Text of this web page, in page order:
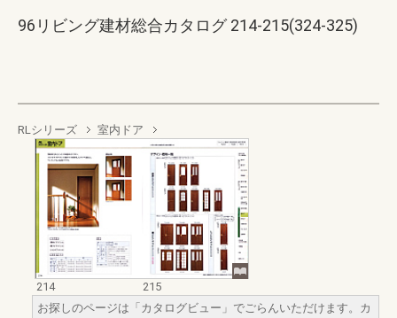
96リビング建材総合カタログ 214-215(324-325)
RLシリーズ 室内ドア
214
215
お探しのページは「カタログビュー」でごらんいただけます。カ